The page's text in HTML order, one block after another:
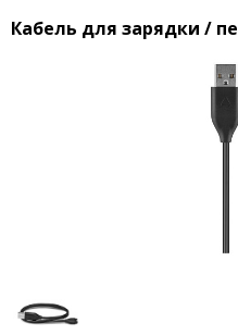
Кабель для зарядки /